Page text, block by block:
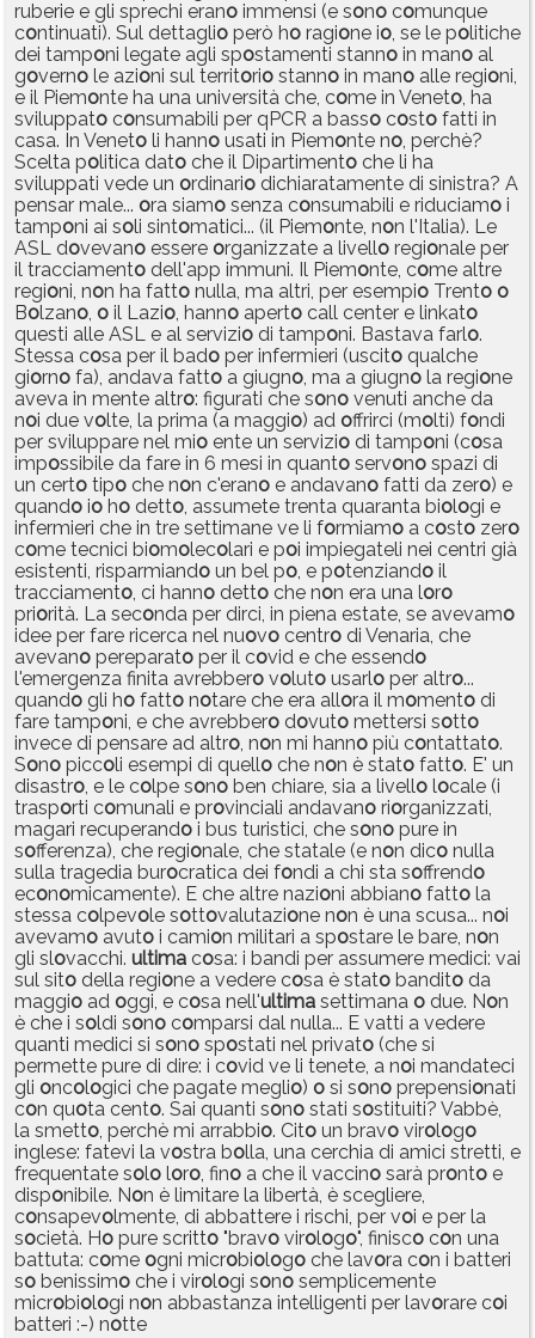
ruberie e gli sprechi erano immensi (e sono comunque
continuati). Sul dettaglio però ho ragione io, se le politiche
dei tamponi legate agli spostamenti stanno in mano al
governo le azioni sul territorio stanno in mano alle regioni,
e il Piemonte ha una università che, come in Veneto, ha
sviluppato consumabili per qPCR a basso costo fatti in
casa. In Veneto li hanno usati in Piemonte no, perchè?
Scelta politica dato che il Dipartimento che li ha
sviluppati vede un ordinario dichiaratamente di sinistra? A
pensar male... ora siamo senza consumabili e riduciamo i
tamponi ai soli sintomatici... (il Piemonte, non l'Italia). Le
ASL dovevano essere organizzate a livello regionale per
il tracciamento dell'app immuni. Il Piemonte, come altre
regioni, non ha fatto nulla, ma altri, per esempio Trento o
Bolzano, o il Lazio, hanno aperto call center e linkato
questi alle ASL e al servizio di tamponi. Bastava farlo.
Stessa cosa per il bado per infermieri (uscito qualche
giorno fa), andava fatto a giugno, ma a giugno la regione
aveva in mente altro: figurati che sono venuti anche da
noi due volte, la prima (a maggio) ad offrirci (molti) fondi
per sviluppare nel mio ente un servizio di tamponi (cosa
impossibile da fare in 6 mesi in quanto servono spazi di
un certo tipo che non c'erano e andavano fatti da zero) e
quando io ho detto, assumete trenta quaranta biologi e
infermieri che in tre settimane ve li formiamo a costo zero
come tecnici biomolecolari e poi impiegateli nei centri già
esistenti, risparmiando un bel po, e potenziando il
tracciamento, ci hanno detto che non era una loro
priorità. La seconda per dirci, in piena estate, se avevamo
idee per fare ricerca nel nuovo centro di Venaria, che
avevano pereparato per il covid e che essendo
l'emergenza finita avrebbero voluto usarlo per altro...
quando gli ho fatto notare che era allora il momento di
fare tamponi, e che avrebbero dovuto mettersi sotto
invece di pensare ad altro, non mi hanno più contattato.
Sono piccoli esempi di quello che non è stato fatto. E' un
disastro, e le colpe sono ben chiare, sia a livello locale (i
trasporti comunali e provinciali andavano riorganizzati,
magari recuperando i bus turistici, che sono pure in
sofferenza), che regionale, che statale (e non dico nulla
sulla tragedia burocratica dei fondi a chi sta soffrendo
economicamente). E che altre nazioni abbiano fatto la
stessa colpevole sottovalutazione non è una scusa... noi
avevamo avuto i camion militari a spostare le bare, non
gli slovacchi. ultima cosa: i bandi per assumere medici: vai
sul sito della regione a vedere cosa è stato bandito da
maggio ad oggi, e cosa nell'ultima settimana o due. Non
è che i soldi sono comparsi dal nulla... E vatti a vedere
quanti medici si sono spostati nel privato (che si
permette pure di dire: i covid ve li tenete, a noi mandateci
gli oncologici che pagate meglio) o si sono prepensionati
con quota cento. Sai quanti sono stati sostituiti? Vabbè,
la smetto, perchè mi arrabbio. Cito un bravo virologo
inglese: fatevi la vostra bolla, una cerchia di amici stretti, e
frequentate solo loro, fino a che il vaccino sarà pronto e
disponibile. Non è limitare la libertà, è scegliere,
consapevolmente, di abbattere i rischi, per voi e per la
società. Ho pure scritto "bravo virologo", finisco con una
battuta: come ogni microbiologo che lavora con i batteri
so benissimo che i virologi sono semplicemente
microbiologi non abbastanza intelligenti per lavorare coi
batteri :-) notte